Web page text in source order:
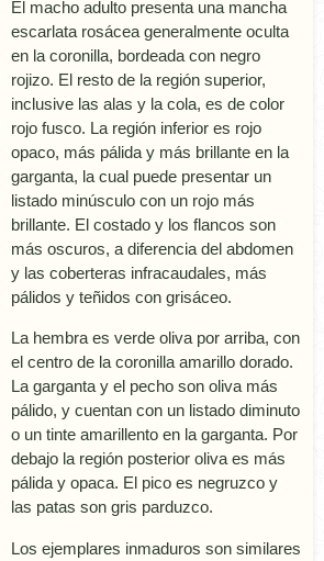
El macho adulto presenta una mancha
escarlata rosácea generalmente oculta
en la coronilla, bordeada con negro
rojizo. El resto de la región superior,
inclusive las alas y la cola, es de color
rojo fusco. La región inferior es rojo
opaco, más pálida y más brillante en la
garganta, la cual puede presentar un
listado minúsculo con un rojo más
brillante. El costado y los flancos son
más oscuros, a diferencia del abdomen
y las coberteras infracaudales, más
pálidos y teñidos con grisáceo.
La hembra es verde oliva por arriba, con
el centro de la coronilla amarillo dorado.
La garganta y el pecho son oliva más
pálido, y cuentan con un listado diminuto
o un tinte amarillento en la garganta. Por
debajo la región posterior oliva es más
pálida y opaca. El pico es negruzco y
las patas son gris parduzco.
Los ejemplares inmaduros son similares